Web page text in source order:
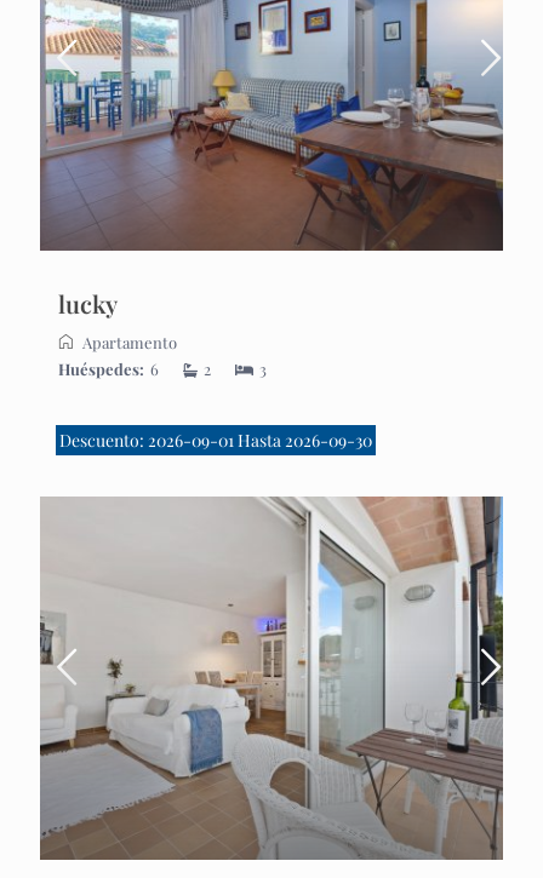
lucky
Apartamento
Huéspedes: 6 2 3
Descuento: 2026-09-01 Hasta 2026-09-30